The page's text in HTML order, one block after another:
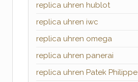
replica uhren hublot
replica uhren iwc
replica uhren omega
replica uhren panerai
replica uhren Patek Philippe